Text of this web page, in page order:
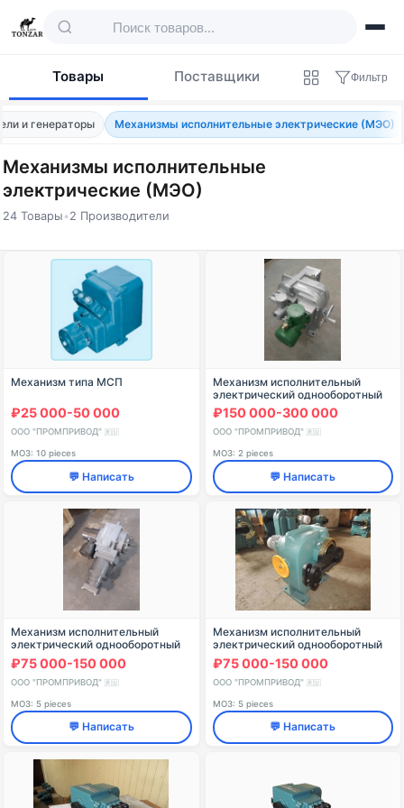
Товары Поставщики Фильтр
и генераторы Механизмы исполнительные электрические (МЭО)
Механизмы исполнительные
электрические (МЭО)
24 Товары •2 Производители
Товары — Механизмы исполнительные
Механизм типа МСП
₽25 000-50 000
ООО "ПРОМПРИВОД" 🇷🇺
МОЗ: 10 pieces
💬 Написать
Механизм исполнительный
электрический однооборотный
взрывозащищенный фланцевый
трехфазного исполнения с
асинхронным двигателем М
₽150 000-300 000
ООО "ПРОМПРИВОД" 🇷🇺
МОЗ: 2 pieces
💬 Написать
Механизм исполнительный
электрический однооборотный
взрывозащищенный
однофазного исполнения МЭО
₽75 000-150 000
ООО "ПРОМПРИВОД" 🇷🇺
МОЗ: 5 pieces
💬 Написать
Механизм исполнительный
электрический однооборотный
взрывозащищенный
МЭО(Ф)-4000
₽75 000-150 000
ООО "ПРОМПРИВОД" 🇷🇺
МОЗ: 5 pieces
💬 Написать